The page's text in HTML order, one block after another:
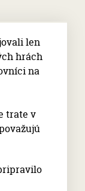
len
hrách
na
trate v